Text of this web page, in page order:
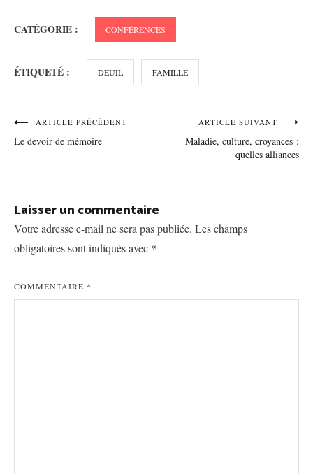
CATÉGORIE : CONFÉRENCES
ÉTIQUETÉ : DEUIL FAMILLE
Navigation
de
ARTICLE PRÉCÉDENT
Le devoir de mémoire
ARTICLE SUIVANT
Maladie, culture, croyances :
quelles alliances
Laisser un commentaire
Votre adresse e-mail ne sera pas publiée. Les champs
obligatoires sont indiqués avec *
COMMENTAIRE *